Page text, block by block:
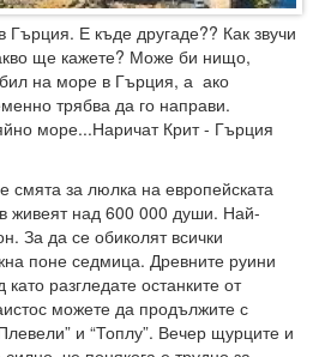
Е къде другаде?? Как звучи
ще кажете? Може би нищо,
на море в Гърция, а ако
трябва да го направи.
море...Наричат Крит - Гърция
смята за люлка на европейската
живеят над 600 000 души. Най-
За да се обиколят всички
поне седмица. Древните руини
разгледате останките от
можете да продължите с
и “Топлу”. Вечер щурците и